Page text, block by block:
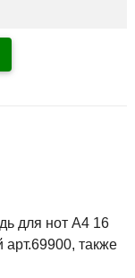
для нот А4 16
арт.69900, также